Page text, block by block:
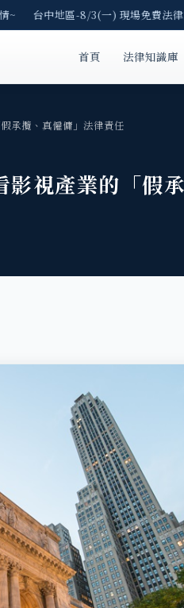
中地區-8/3(一) 現場免費法律諮
首頁 法律知識庫
承攬、真僱傭」法律責任
視產業的「假